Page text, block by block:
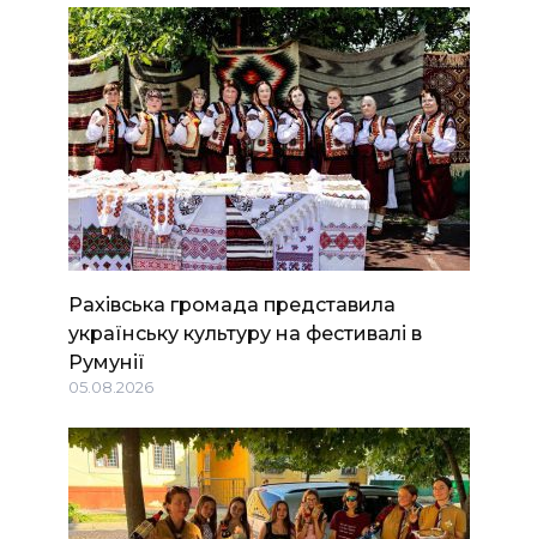
Рахівська громада представила
українську культуру на фестивалі в
Румунії
05.08.2026